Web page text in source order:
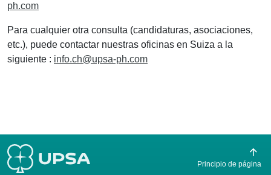
ph.com
Para cualquier otra consulta (candidaturas, asociaciones,
etc.), puede contactar nuestras oficinas en Suiza a la
siguiente : info.ch@upsa-ph.com
Principio de página